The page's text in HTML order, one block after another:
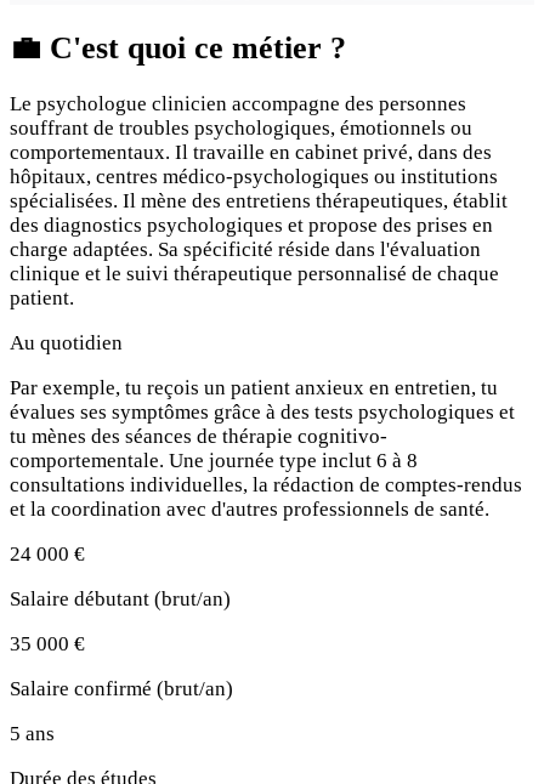
💼 C'est quoi ce métier ?
Le psychologue clinicien accompagne des personnes
souffrant de troubles psychologiques, émotionnels ou
comportementaux. Il travaille en cabinet privé, dans des
hôpitaux, centres médico-psychologiques ou institutions
spécialisées. Il mène des entretiens thérapeutiques, établit
des diagnostics psychologiques et propose des prises en
charge adaptées. Sa spécificité réside dans l'évaluation
clinique et le suivi thérapeutique personnalisé de chaque
patient.
Au quotidien
Par exemple, tu reçois un patient anxieux en entretien, tu
évalues ses symptômes grâce à des tests psychologiques et
tu mènes des séances de thérapie cognitivo-
comportementale. Une journée type inclut 6 à 8
consultations individuelles, la rédaction de comptes-rendus
et la coordination avec d'autres professionnels de santé.
24 000 €
Salaire débutant (brut/an)
35 000 €
Salaire confirmé (brut/an)
5 ans
Durée des études